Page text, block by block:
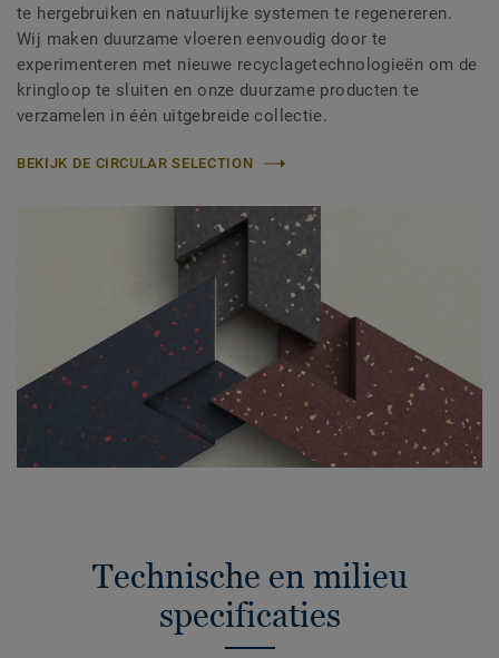
te hergebruiken en natuurlijke systemen te regenereren.
Wij maken duurzame vloeren eenvoudig door te
experimenteren met nieuwe recyclagetechnologieën om de
kringloop te sluiten en onze duurzame producten te
verzamelen in één uitgebreide collectie.
BEKIJK DE CIRCULAR SELECTION
Technische en milieu
specificaties